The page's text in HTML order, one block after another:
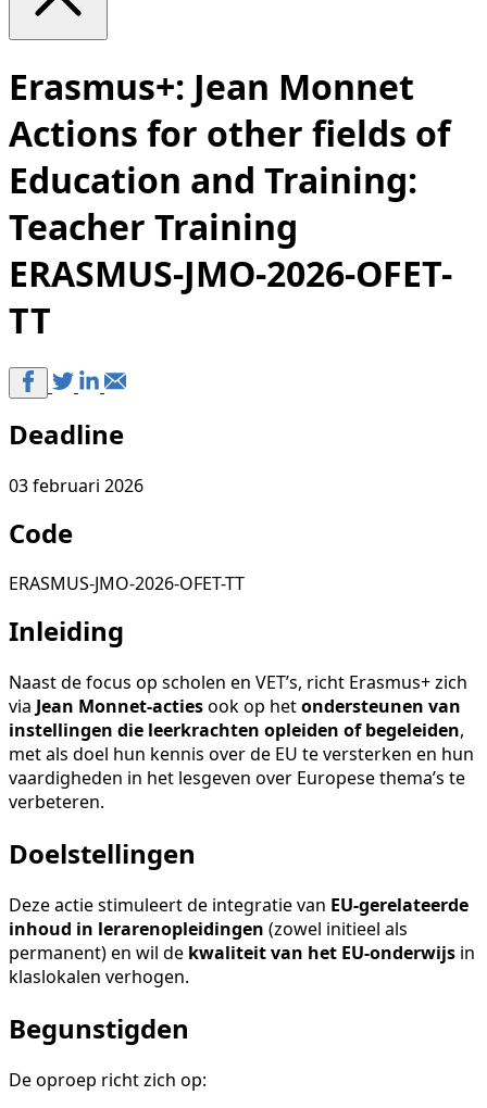
Erasmus+: Jean Monnet
Actions for other fields of
Education and Training:
Teacher Training
ERASMUS-JMO-2026-OFET-
TT
Deadline
03 februari 2026
Code
ERASMUS-JMO-2026-OFET-TT
Inleiding
Naast de focus op scholen en VET’s, richt Erasmus+ zich
via Jean Monnet-actiesook op hetondersteunen van
instellingen die leerkrachten opleiden of begeleiden,
met als doel hun kennis over de EU te versterken en hun
vaardigheden in het lesgeven over Europese thema’s te
verbeteren.
Doelstellingen
Deze actie stimuleert de integratie van EU-gerelateerde
inhoud in lerarenopleidingen (zowel initieel als
permanent) en wil de kwaliteit van het EU-onderwijs in
klaslokalen verhogen.
Begunstigden
De oproep richt zich op: